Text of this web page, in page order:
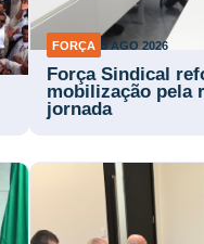
FORÇA 3 AGO 2026
Força Sindical
mobilização pela
jornada